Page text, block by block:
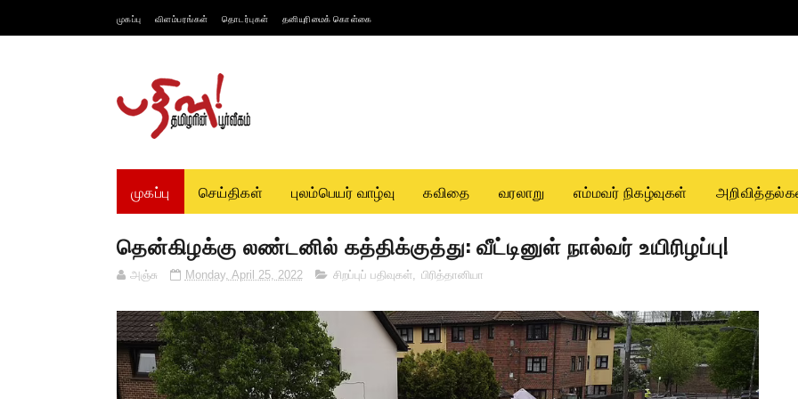
முகப்பு விளம்பரங்கள் தொடர்புகள் தனியுரிமைக் கொள்கை
முகப்பு செய்திகள் புலம்பெயர் வாழ்வு கவிதை வரலாறு எம்மவர் நிகழ்வுகள்
தென்கிழக்கு லண்டனில் கத்திக்குத்து: வீட்டினுள் நால்வர் உயிரிழப்பு!
அஞ்சு Monday, April 25, 2022 சிறப்புப் பதிவுகள், பிரித்தானியா